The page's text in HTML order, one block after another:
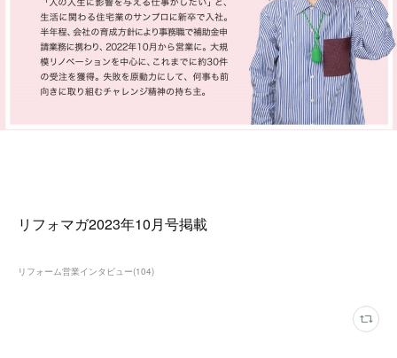
リフォマガ2023年10月号掲載
リフォーム営業インタビュー(104)